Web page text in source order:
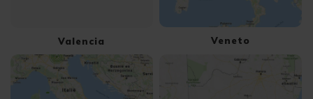
Valencia Veneto